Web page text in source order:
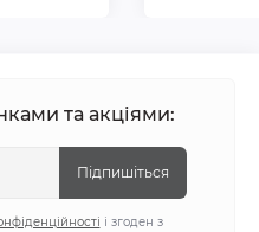
та акціями:
Підпишіться
і згоден з